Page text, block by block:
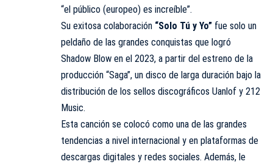
“el público (europeo) es increíble”.
Su exitosa colaboración “Solo Tú y Yo” fue solo un
peldaño de las grandes conquistas que logró
Shadow Blow en el 2023, a partir del estreno de la
producción “Saga”, un disco de larga duración bajo la
distribución de los sellos discográficos Uanlof y 212
Music.
Esta canción se colocó como una de las grandes
tendencias a nivel internacional y en plataformas de
descargas digitales y redes sociales. Además, le